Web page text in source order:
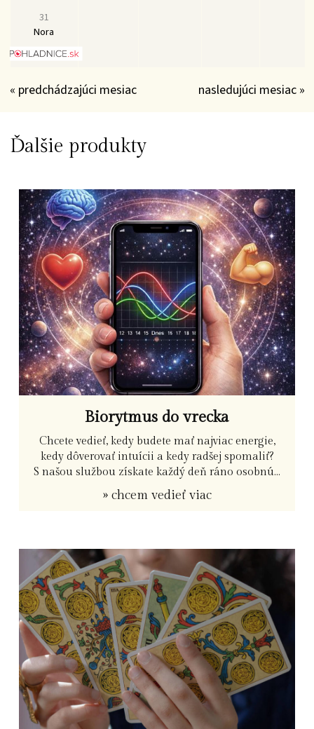
31
Nora
« predchádzajúci mesiac nasledujúci mesiac »
Ďalšie produkty
Biorytmus do vrecka
Chcete vedieť, kedy budete mať najviac energie,
kedy dôverovať intuícii a kedy radšej spomaliť?
S našou službou získate každý deň ráno osobnú...
» chcem vedieť viac